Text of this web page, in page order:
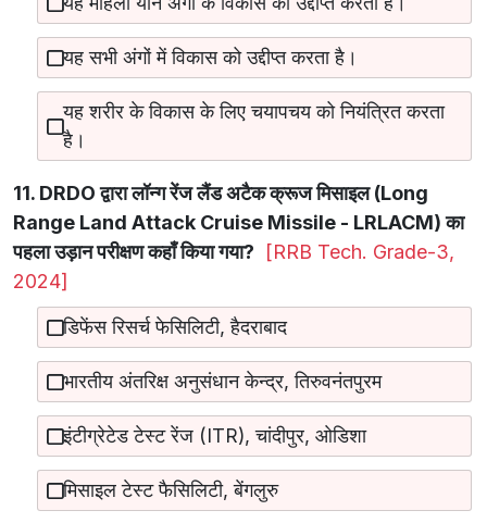
यह सभी अंगों में विकास को उद्दीप्त करता है।
यह शरीर के विकास के लिए चयापचय को नियंत्रित करता
है।
11. DRDO द्वारा लॉन्ग रेंज लैंड अटैक क्रूज मिसाइल (Long
Range Land Attack Cruise Missile - LRLACM) का
पहला उड़ान परीक्षण कहाँ किया गया?
[RRB Tech. Grade-3,
2024]
डिफेंस रिसर्च फेसिलिटी, हैदराबाद
भारतीय अंतरिक्ष अनुसंधान केन्द्र, तिरुवनंतपुरम
इंटीग्रेटेड टेस्ट रेंज (ITR), चांदीपुर, ओडिशा
मिसाइल टेस्ट फैसिलिटी, बेंगलुरु